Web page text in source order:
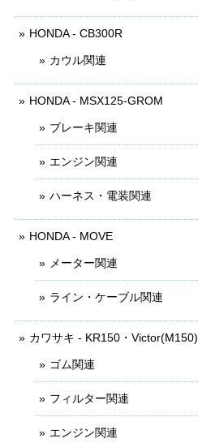
HONDA - CB300R
カウル関連
HONDA - MSX125-GROM
ブレーキ関連
エンジン関連
ハーネス・電装関連
HONDA - MOVE
メーター関連
ライン・ケーブル関連
カワサキ - KR150・Victor(M150)
ゴム関連
フィルター関連
エンジン関連